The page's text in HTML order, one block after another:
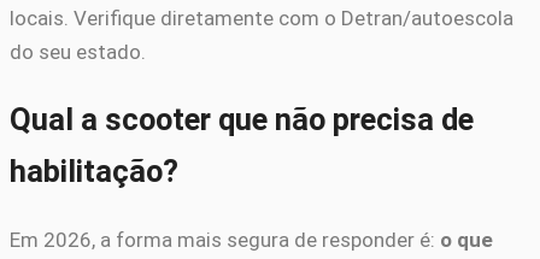
locais. Verifique diretamente com o Detran/autoescola
do seu estado.
Qual a scooter que não precisa de
habilitação?
Em 2026, a forma mais segura de responder é: o que